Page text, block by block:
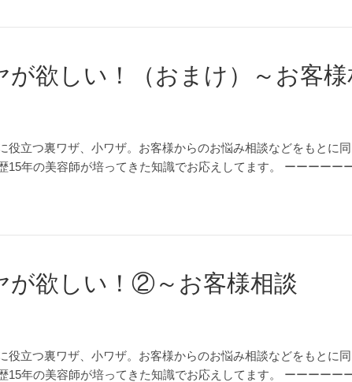
が欲しい！（おまけ）～お客様
役立つ裏ワザ、小ワザ。お客様からのお悩み相談などをもとに
年の美容師が培ってきた知識でお応えしてます。 ーーーーー
が欲しい！②～お客様相談
役立つ裏ワザ、小ワザ。お客様からのお悩み相談などをもとに
年の美容師が培ってきた知識でお応えしてます。 ーーーーー